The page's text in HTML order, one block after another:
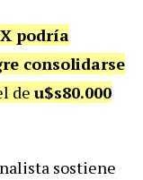
podría
consolidarse
de u$s80.000
sostiene